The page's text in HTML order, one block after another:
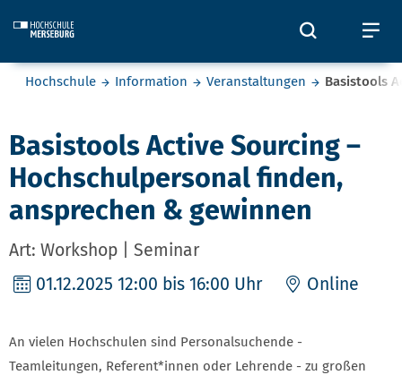
Öffnet
Sie befinden sich hier:
Hochschule Information Veranstaltungen Basistools
Basistools Active Sourcing –
Hochschulpersonal finden,
ansprechen & gewinnen
Art: Workshop | Seminar
01.12.2025 12:00 bis 16:00 Uhr Online
An vielen Hochschulen sind Personalsuchende -
Teamleitungen, Referent*innen oder Lehrende - zu großen